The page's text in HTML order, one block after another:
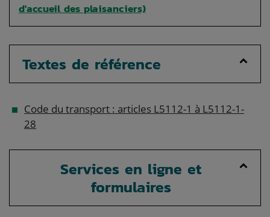
d'accueil des plaisanciers)
Textes de référence
Code du transport : articles L5112-1 à L5112-1-
28
Services en ligne et
formulaires